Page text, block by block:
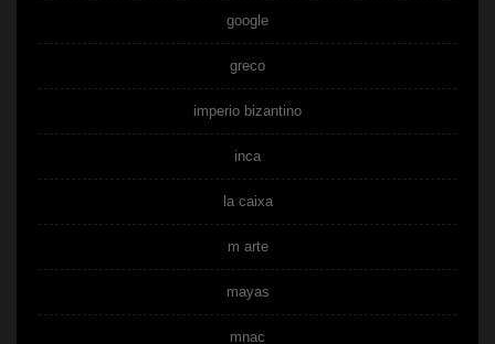
google
greco
imperio bizantino
inca
la caixa
m arte
mayas
mnac